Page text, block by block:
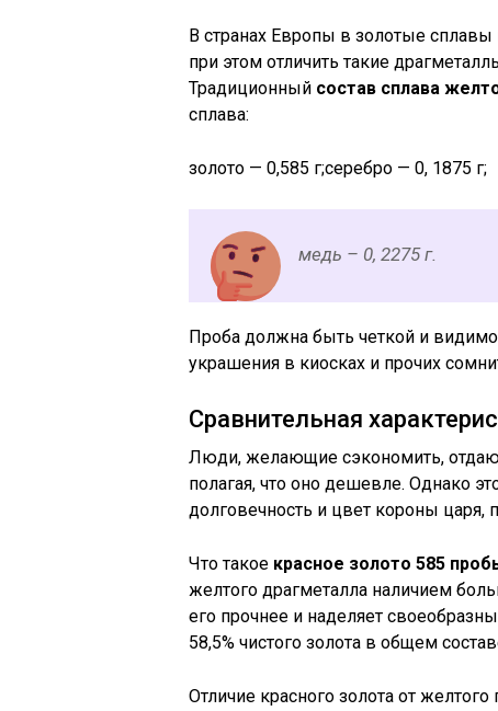
В странах Европы в золотые
при этом отличить такие
Традиционный состав сплава
сплава:
золото — 0,585 г;серебро — 0, 1875 г;
медь – 0, 2275 г.
Проба должна быть четкой и
украшения в киосках и прочих
Сравнительная
Люди, желающие сэкономить,
полагая, что оно дешевле. Однако
долговечность и цвет короны царя,
Что такое красное золото 585
желтого драгметалла наличием
его прочнее и наделяет
58,5% чистого золота в общем
Отличие красного золота от